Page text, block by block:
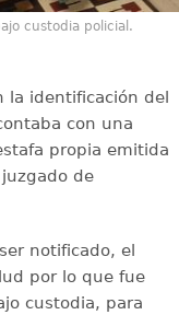
custodia policial.
la identificación del
con una
propia emitida
de
notificado, el
por lo que fue
custodia, para